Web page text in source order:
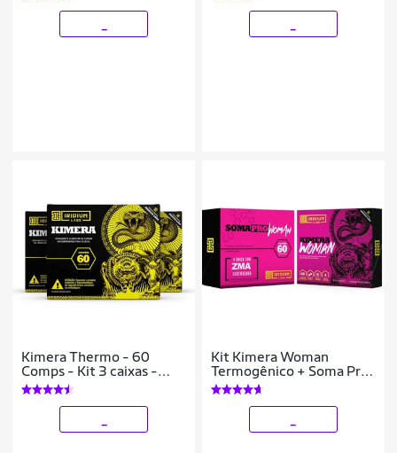
Kimera Thermo - 60
Comps - Kit 3 caixas -
Kit Kimera Woman
Termogênico + Soma Pro
Woman Pré Hormonal